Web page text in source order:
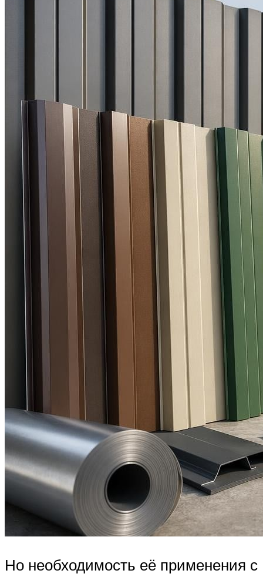
Но необходимость её применения с